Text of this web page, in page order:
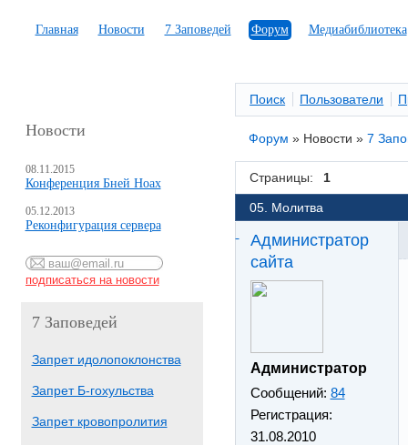
Главная Новости 7 Заповедей Форум Медиабиблиотека
Новости
08.11.2015
Конференция Бней Ноах
05.12.2013
Реконфигурация сервера
7 Заповедей
Запрет идолопоклонства
Запрет Б-гохульства
Запрет кровопролития
Поиск Пользователи
Форум » Новости »7
Страницы: 1
05. Молитва
Администратор
сайта
Администратор
Сообщений: 84
Регистрация:
31.08.2010